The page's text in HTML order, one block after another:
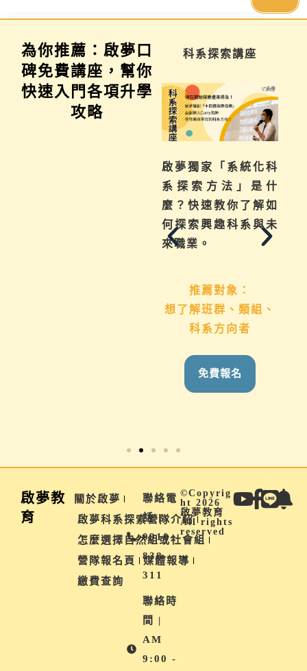
為你推薦：啟夢口
碑免費講座，幫你
快速入門各項升學
攻略
學習歷程說明會 科系探索講座
啟夢獨家「系統化科
系探索方法」是什
麼？快速教你了解如
何探索興趣科系與未
來職業。
推薦對象：
想了解班群、類組、
科系方向者
免費報名
啟夢教
育
關於啟夢
啟夢科系探索營隊介紹
怎麼選擇自然組或社會組
營隊報名頁
媒體報導
繳費查詢
聯絡電
話 |
0910-
838-
311
聯絡時
間 |
AM
9:00 -
©Copyrig
ht 2026
啟夢教育
All rights
reserved